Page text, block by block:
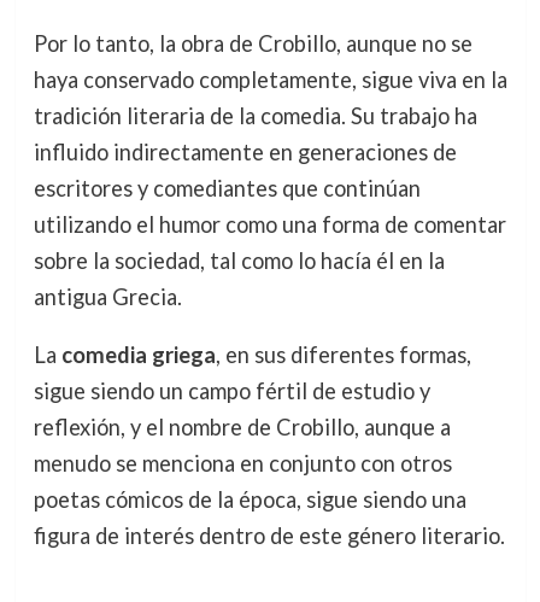
Por lo tanto, la obra de Crobillo, aunque no se
haya conservado completamente, sigue viva en la
tradición literaria de la comedia. Su trabajo ha
influido indirectamente en generaciones de
escritores y comediantes que continúan
utilizando el humor como una forma de comentar
sobre la sociedad, tal como lo hacía él en la
antigua Grecia.
La comedia griega, en sus diferentes formas,
sigue siendo un campo fértil de estudio y
reflexión, y el nombre de Crobillo, aunque a
menudo se menciona en conjunto con otros
poetas cómicos de la época, sigue siendo una
figura de interés dentro de este género literario.